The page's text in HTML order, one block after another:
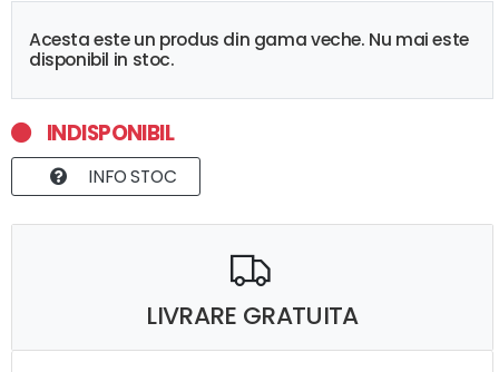
Acesta este un produs din gama veche. Nu mai este
disponibil in stoc.
INDISPONIBIL
INFO STOC
LIVRARE GRATUITA